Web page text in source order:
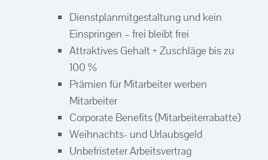
Dienstplanmitgestaltung und kein
Einspringen – frei bleibt frei
Attraktives Gehalt + Zuschläge bis zu
100 %
Prämien für Mitarbeiter werben
Mitarbeiter
Corporate Benefits (Mitarbeiterrabatte)
Weihnachts- und Urlaubsgeld
Unbefristeter Arbeitsvertrag